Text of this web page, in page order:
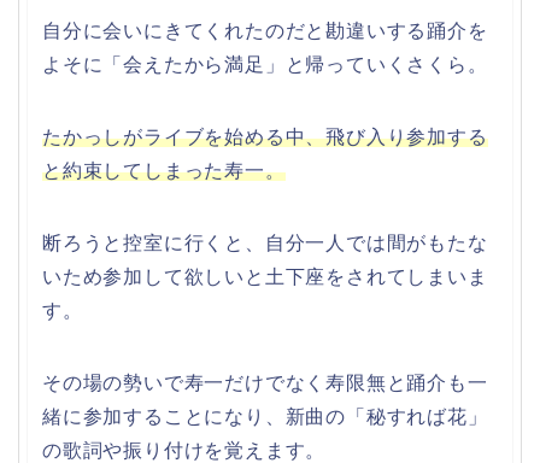
自分に会いにきてくれたのだと勘違いする踊介を
よそに「会えたから満足」と帰っていくさくら。
たかっしがライブを始める中、飛び入り参加する
と約束してしまった寿一。
断ろうと控室に行くと、自分一人では間がもたな
いため参加して欲しいと土下座をされてしまいま
す。
その場の勢いで寿一だけでなく寿限無と踊介も一
緒に参加することになり、新曲の「秘すれば花」
の歌詞や振り付けを覚えます。